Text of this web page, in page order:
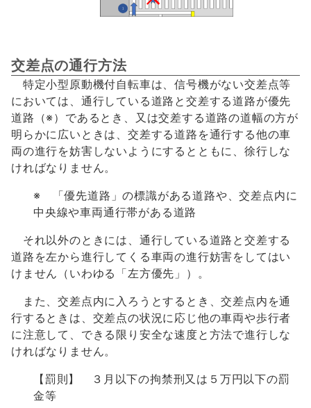
交差点の通行方法
特定小型原動機付自転車は、信号機がない交差点等
においては、通行している道路と交差する道路が優先
道路（※）であるとき、又は交差する道路の道幅の方が
明らかに広いときは、交差する道路を通行する他の車
両の進行を妨害しないようにするとともに、徐行しな
ければなりません。
※ 「優先道路」の標識がある道路や、交差点内に
中央線や車両通行帯がある道路
それ以外のときには、通行している道路と交差する
道路を左から進行してくる車両の進行妨害をしてはい
けません（いわゆる「左方優先」）。
また、交差点内に入ろうとするとき、交差点内を通
行するときは、交差点の状況に応じ他の車両や歩行者
に注意して、できる限り安全な速度と方法で進行しな
ければなりません。
【罰則】 ３月以下の拘禁刑又は５万円以下の罰
金等